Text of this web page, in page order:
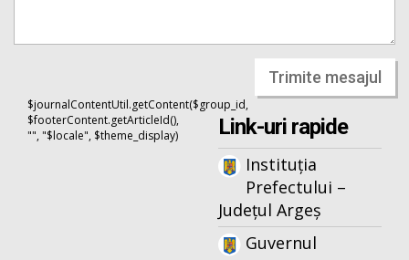
Trimite mesajul
$journalContentUtil.getContent($group_id,
$footerContent.getArticleId(),
"", "$locale", $theme_display)
Link-uri rapide
Instituția
Prefectului –
Județul Argeș
Guvernul